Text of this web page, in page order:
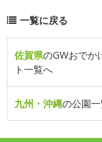
一覧に戻る
佐賀県のGWおでか
ト一覧へ
九州・沖縄の公園